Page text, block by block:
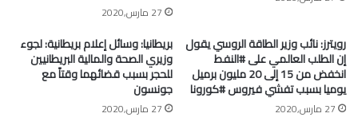
27 مارس,2020
رويترز: نائب وزير الطاقة الروسي يقول
إن الطلب العالمي على #النفط
انخفض من 15 إلى 20 مليون برميل
يوميا بسبب تفشي فيروس #كورونا
27 مارس,2020
بريطانيا: وسائل إعلام بريطانية: لجوء
وزيري الصحة والمالية البريطانيين
للحجر بسبب قضائهما وقتاً مع
جونسون
27 مارس,2020